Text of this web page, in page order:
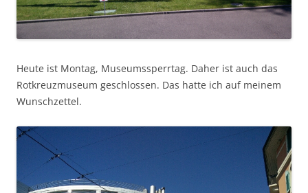
Heute ist Montag, Museumssperrtag. Daher ist auch das
Rotkreuzmuseum geschlossen. Das hatte ich auf meinem
Wunschzettel.